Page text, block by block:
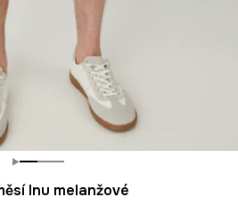
lnu melanžové